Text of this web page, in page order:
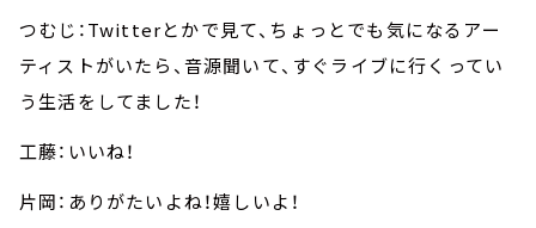
つむじ：Twitterとかで見て、ちょっとでも気になるアー
ティストがいたら、音源聞いて、すぐライブに行くってい
う生活をしてました！
工藤：いいね！
片岡：ありがたいよね！嬉しいよ！